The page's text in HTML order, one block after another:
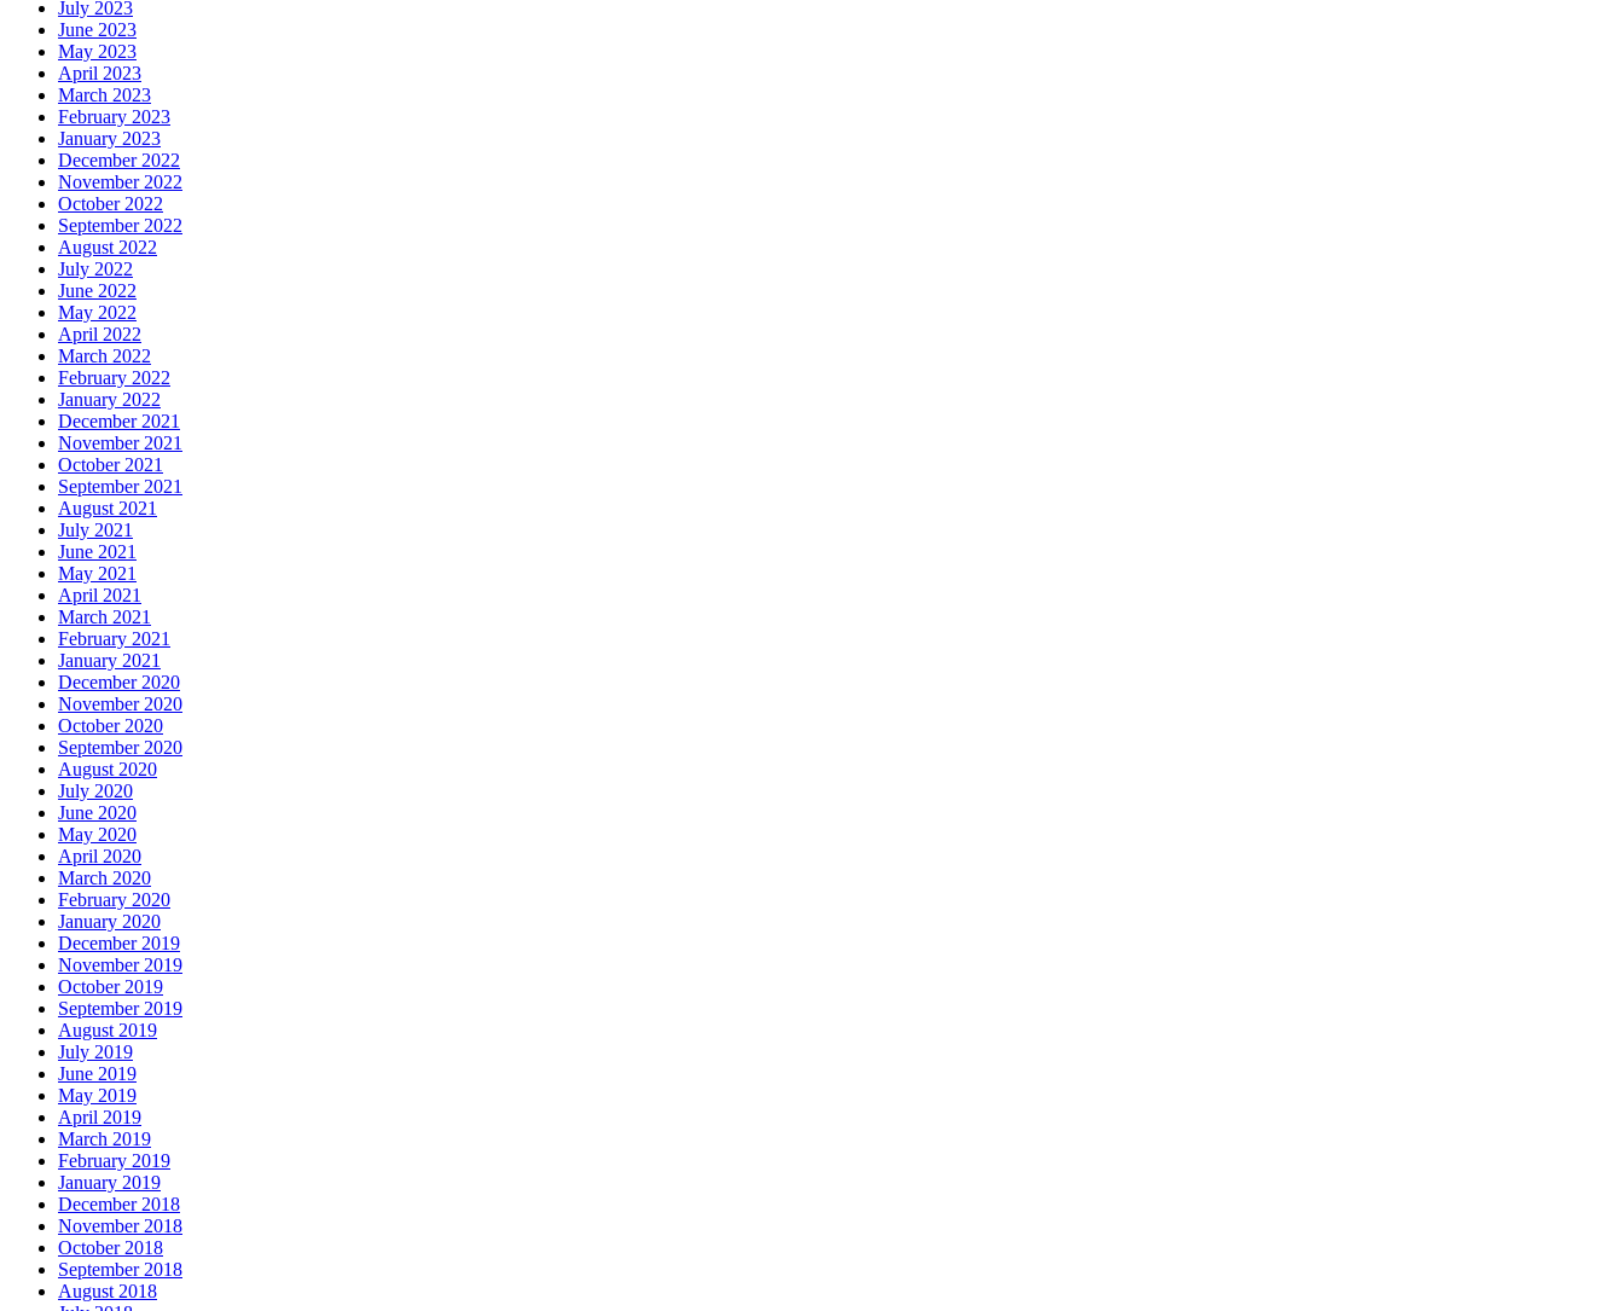
July 2023
June 2023
May 2023
April 2023
March 2023
February 2023
January 2023
December 2022
November 2022
October 2022
September 2022
August 2022
July 2022
June 2022
May 2022
April 2022
March 2022
February 2022
January 2022
December 2021
November 2021
October 2021
September 2021
August 2021
July 2021
June 2021
May 2021
April 2021
March 2021
February 2021
January 2021
December 2020
November 2020
October 2020
September 2020
August 2020
July 2020
June 2020
May 2020
April 2020
March 2020
February 2020
January 2020
December 2019
November 2019
October 2019
September 2019
August 2019
July 2019
June 2019
May 2019
April 2019
March 2019
February 2019
January 2019
December 2018
November 2018
October 2018
September 2018
August 2018